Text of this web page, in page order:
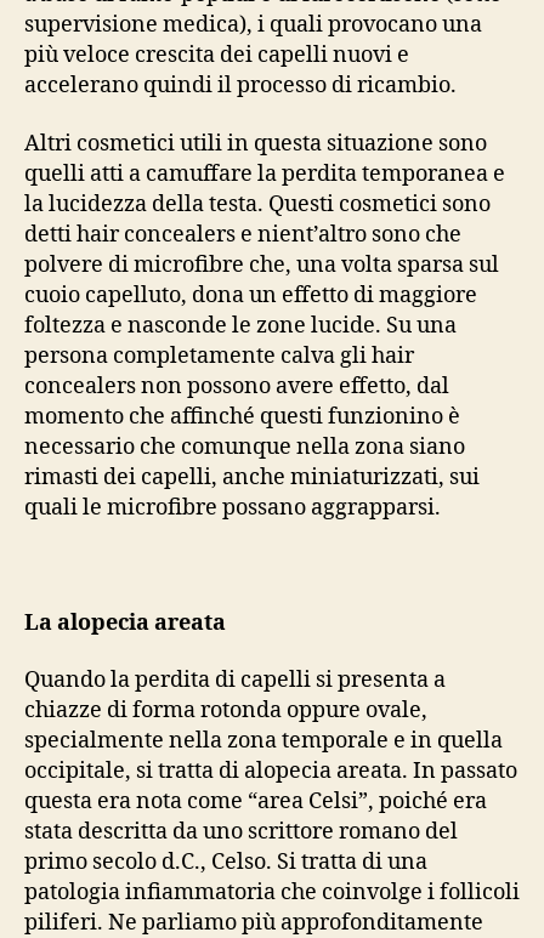
supervisione medica), i quali provocano una
più veloce crescita dei capelli nuovi e
accelerano quindi il processo di ricambio.
Altri cosmetici utili in questa situazione sono
quelli atti a camuffare la perdita temporanea e
la lucidezza della testa. Questi cosmetici sono
detti hair concealers e nient’altro sono che
polvere di microfibre che, una volta sparsa sul
cuoio capelluto, dona un effetto di maggiore
foltezza e nasconde le zone lucide. Su una
persona completamente calva gli hair
concealers non possono avere effetto, dal
momento che affinché questi funzionino è
necessario che comunque nella zona siano
rimasti dei capelli, anche miniaturizzati, sui
quali le microfibre possano aggrapparsi.
La alopecia areata
Quando la perdita di capelli si presenta a
chiazze di forma rotonda oppure ovale,
specialmente nella zona temporale e in quella
occipitale, si tratta di alopecia areata. In passato
questa era nota come “area Celsi”, poiché era
stata descritta da uno scrittore romano del
primo secolo d.C., Celso. Si tratta di una
patologia infiammatoria che coinvolge i follicoli
piliferi. Ne parliamo più approfonditamente